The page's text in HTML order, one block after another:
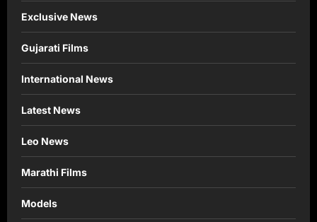
Exclusive News
Gujarati Films
International News
Latest News
Leo News
Marathi Films
Models